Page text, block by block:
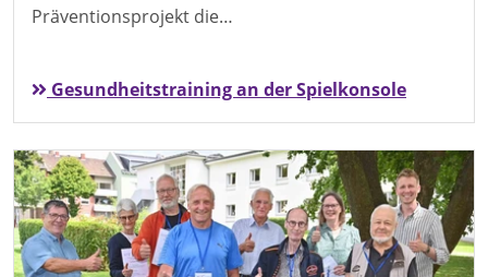
Präventionsprojekt die…
Gesundheitstraining an der Spielkonsole